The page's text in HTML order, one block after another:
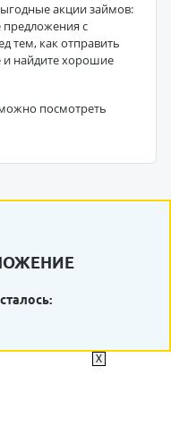
акции займов:
с
тем, как отправить
и найдите хорошие
посмотреть
X